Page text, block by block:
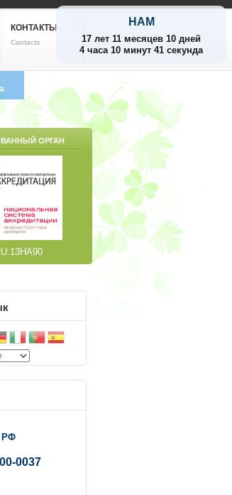
НАМ
17 лет 11 месяцев 10 дней
4 часа 10 минут 42 секунды
КОНТАКТЫ
Contacts
ОРГАН
РФ
0037